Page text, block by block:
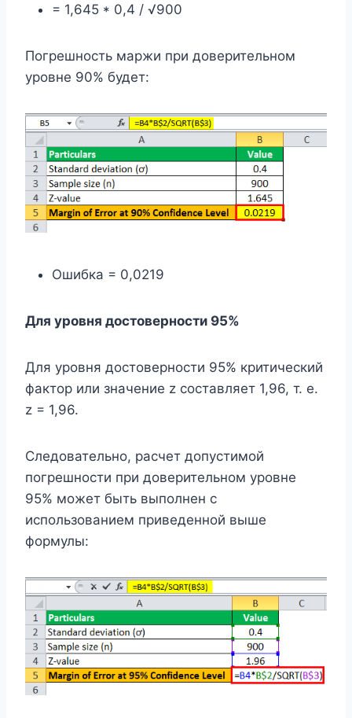
= 1,645 * 0,4 / √900
Погрешность маржи при доверительном
уровне 90% будет:
Ошибка = 0,0219
Для уровня достоверности 95%
Для уровня достоверности 95% критический
фактор или значение z составляет 1,96, т. е.
z = 1,96.
Следовательно, расчет допустимой
погрешности при доверительном уровне
95% может быть выполнен с
использованием приведенной выше
формулы: